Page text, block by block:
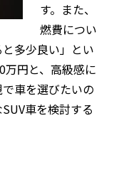
す。また、
燃費につい
多少良い」とい
万円と、高級感に
車を選びたいの
車を検討する